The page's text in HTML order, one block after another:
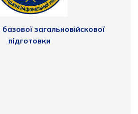
загальновійскової
підготовки